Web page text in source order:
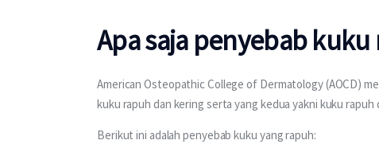
Apa saja penyebab kuku
American Osteopathic College of Dermatology (AOCD)
kuku rapuh dan kering serta yang kedua yakni kuku rapuh
Berikut ini adalah penyebab kuku yang rapuh: